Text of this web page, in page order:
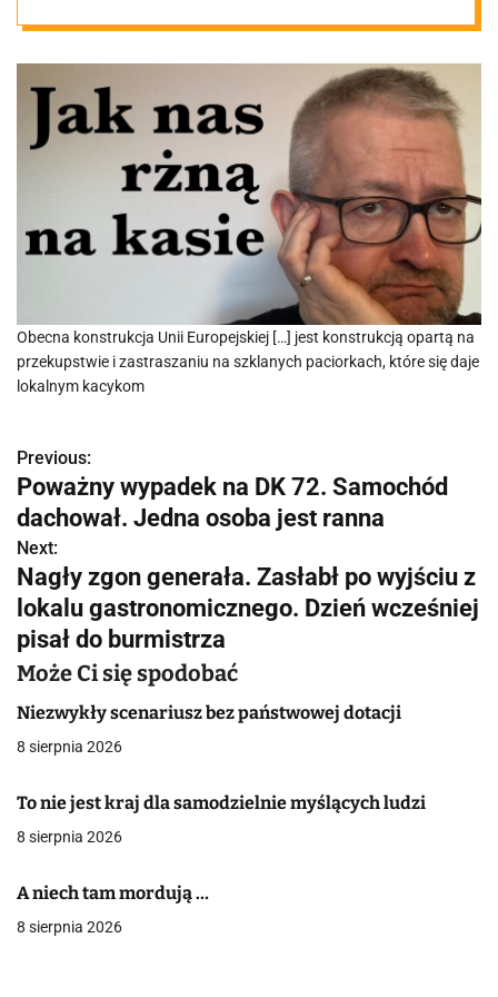
portfeli
Obecna konstrukcja Unii Europejskiej […] jest konstrukcją opartą na
przekupstwie i zastraszaniu na szklanych paciorkach, które się daje
lokalnym kacykom
N
a
w
i
g
a
c
j
a
w
p
i
Previous:
Poważny wypadek na DK 72. Samochód
dachował. Jedna osoba jest ranna
Next:
Nagły zgon generała. Zasłabł po wyjściu z
lokalu gastronomicznego. Dzień wcześniej
pisał do burmistrza
Może Ci się spodobać
Niezwykły scenariusz bez państwowej dotacji
8 sierpnia 2026
To nie jest kraj dla samodzielnie myślących ludzi
8 sierpnia 2026
A niech tam mordują …
8 sierpnia 2026